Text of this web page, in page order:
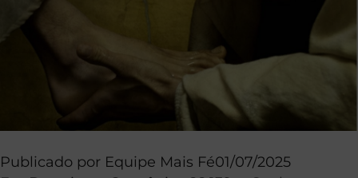
Publicado por Equipe Mais Fé01/07/2025